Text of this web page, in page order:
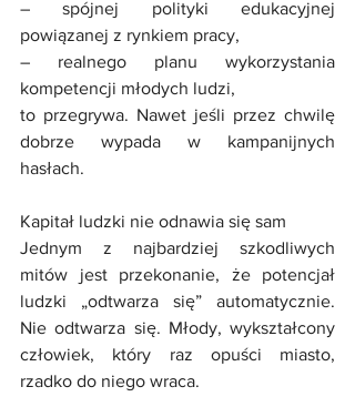
– spójnej polityki edukacyjnej
powiązanej z rynkiem pracy,
– realnego planu wykorzystania
kompetencji młodych ludzi,
to przegrywa. Nawet jeśli przez chwilę
dobrze wypada w kampanijnych
hasłach.
Kapitał ludzki nie odnawia się sam
Jednym z najbardziej szkodliwych
mitów jest przekonanie, że potencjał
ludzki „odtwarza się” automatycznie.
Nie odtwarza się. Młody, wykształcony
człowiek, który raz opuści miasto,
rzadko do niego wraca.